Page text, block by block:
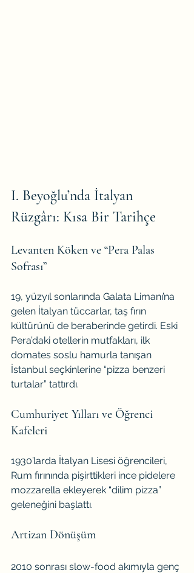
I. Beyoğlu’nda İtalyan
Rüzgârı: Kısa Bir Tarihçe
Levanten Köken ve “Pera Palas
Sofrası”
19, yüzyıl sonlarında Galata Limanı’na
gelen İtalyan tüccarlar, taş fırın
kültürünü de beraberinde getirdi. Eski
Pera’daki otellerin mutfakları, ilk
domates soslu hamurla tanışan
İstanbul seçkinlerine “pizza benzeri
turtalar” tattırdı.
Cumhuriyet Yılları ve Öğrenci
Kafeleri
1930’larda İtalyan Lisesi öğrencileri,
Rum fırınında pişirttikleri ince pidelere
mozzarella ekleyerek “dilim pizza”
geleneğini başlattı.
Artizan Dönüşüm
2010 sonrası slow-food akımıyla genç